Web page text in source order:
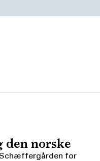
den norske
for